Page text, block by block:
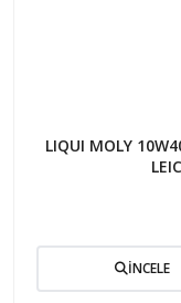
LIQUI MOLY
İNCELE